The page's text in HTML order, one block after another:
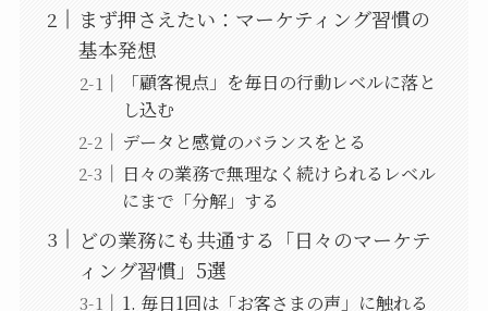
まず押さえたい：マーケティング習慣の
基本発想
「顧客視点」を毎日の行動レベルに落と
し込む
データと感覚のバランスをとる
日々の業務で無理なく続けられるレベル
にまで「分解」する
どの業務にも共通する「日々のマーケテ
ィング習慣」5選
1. 毎日1回は「お客さまの声」に触れる